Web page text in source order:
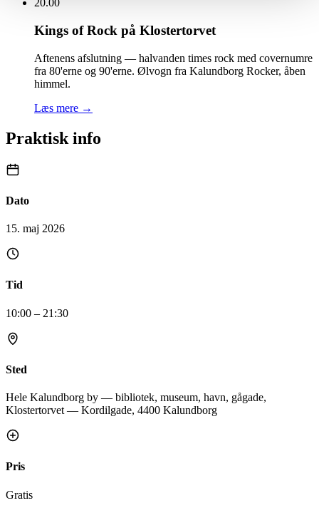
20.00
Kings of Rock på Klostertorvet
Aftenens afslutning — halvanden times rock med covernumre
fra 80'erne og 90'erne. Ølvogn fra Kalundborg Rocker, åben
himmel.
Læs mere →
Praktisk info
Dato
15. maj 2026
Tid
10:00 – 21:30
Sted
Hele Kalundborg by — bibliotek, museum, havn, gågade,
Klostertorvet — Kordilgade, 4400 Kalundborg
Pris
Gratis